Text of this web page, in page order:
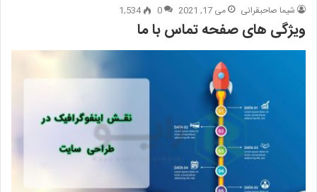
شیما صاحبقرانی می 17, 2021 0
1,534
ویژگی های صفحه تماس با ما